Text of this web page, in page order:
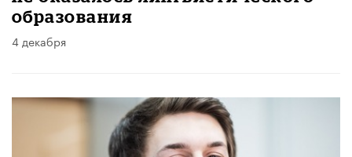
образования
4 декабря